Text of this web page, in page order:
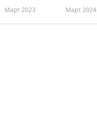
Март 2023 Март 2024